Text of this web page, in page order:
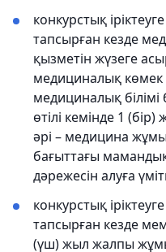
конкурстық
тапсырған кезде
қызметін жүзеге
медициналық көмек
медициналық
өтілі кемінде 1
әрі – медицина
бағыттағы
дәрежесін алуға
конкурстық
тапсырған кезде
(үш) жыл жалпы